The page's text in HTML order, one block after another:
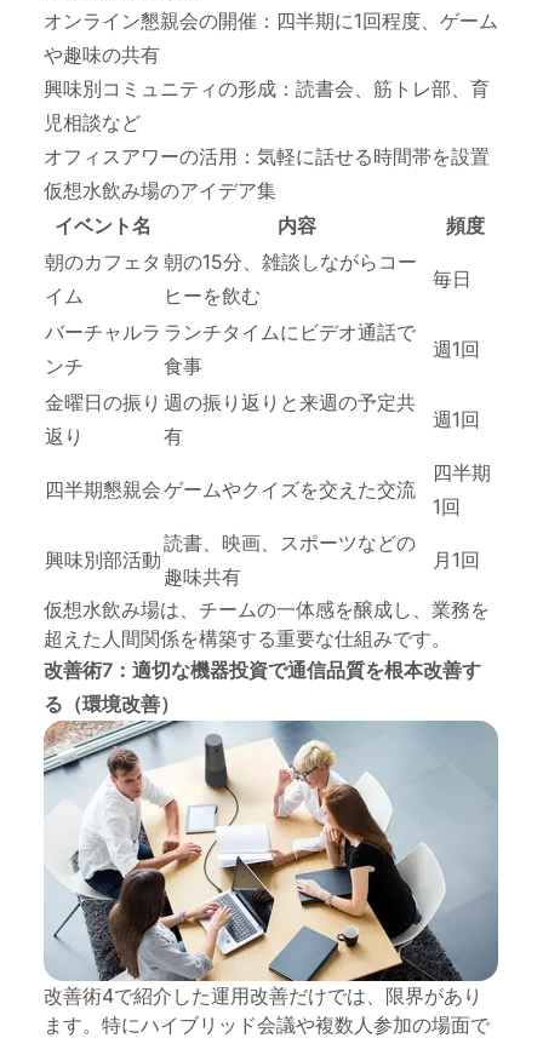
オンライン懇親会の開催：四半期に1回程度、ゲーム
や趣味の共有
興味別コミュニティの形成：読書会、筋トレ部、育
児相談など
オフィスアワーの活用：気軽に話せる時間帯を設置
仮想水飲み場のアイデア集
イベント名
内容
頻度
朝のカフェタ
イム
朝の15分、雑談しながらコー
ヒーを飲む
毎日
バーチャルラ
ンチ
ランチタイムにビデオ通話で
食事
週1回
金曜日の振り
返り
週の振り返りと来週の予定共
有
週1回
四半期懇親会ゲームやクイズを交えた交流
四半期
1回
興味別部活動
読書、映画、スポーツなどの
趣味共有
月1回
仮想水飲み場は、チームの一体感を醸成し、業務を
超えた人間関係を構築する重要な仕組みです。
改善術7：適切な機器投資で通信品質を根本改善す
る（環境改善）
改善術4で紹介した運用改善だけでは、限界があり
ます。特にハイブリッド会議や複数人参加の場面で